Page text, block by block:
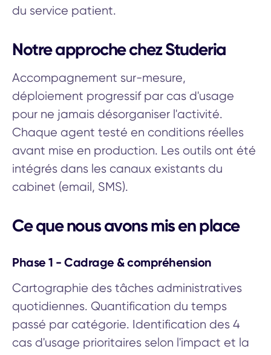
du service patient.
Notre approche chez Studeria
Accompagnement sur-mesure,
déploiement progressif par cas d'usage
pour ne jamais désorganiser l'activité.
Chaque agent testé en conditions réelles
avant mise en production. Les outils ont été
intégrés dans les canaux existants du
cabinet (email, SMS).
Ce que nous avons mis en place
Phase 1 - Cadrage & compréhension
Cartographie des tâches administratives
quotidiennes. Quantification du temps
passé par catégorie. Identification des 4
cas d'usage prioritaires selon l'impact et la